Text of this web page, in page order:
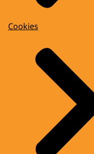
Cookies